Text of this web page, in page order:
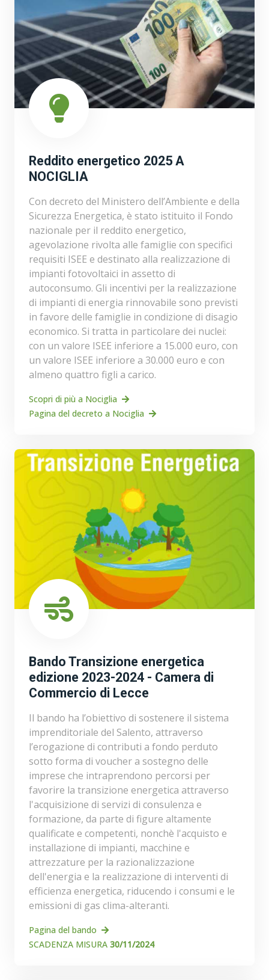
Reddito energetico 2025 A
NOCIGLIA
Con decreto del Ministero dell’Ambiente e della
Sicurezza Energetica, è stato istituito il Fondo
nazionale per il reddito energetico,
agevolazione rivolta alle famiglie con specifici
requisiti ISEE e destinato alla realizzazione di
impianti fotovoltaici in assetto di
autoconsumo. Gli incentivi per la realizzazione
di impianti di energia rinnovabile sono previsti
in favore delle famiglie in condizione di disagio
economico. Si tratta in particolare dei nuclei:
con un valore ISEE inferiore a 15.000 euro, con
un valore ISEE inferiore a 30.000 euro e con
almeno quattro figli a carico.
Scopri di più a Nociglia
Pagina del decreto a Nociglia
Bando Transizione energetica
edizione 2023-2024 - Camera di
Commercio di Lecce
Il bando ha l’obiettivo di sostenere il sistema
imprenditoriale del Salento, attraverso
l’erogazione di contributi a fondo perduto
sotto forma di voucher a sostegno delle
imprese che intraprendono percorsi per
favorire la transizione energetica attraverso
l'acquisizione di servizi di consulenza e
formazione, da parte di figure altamente
qualificate e competenti, nonchè l'acquisto e
installazione di impianti, macchine e
attrezzature per la razionalizzazione
dell'energia e la realizzazione di interventi di
efficienza energetica, riducendo i consumi e le
emissioni di gas clima-alteranti.
Pagina del bando
SCADENZA MISURA 30/11/2024